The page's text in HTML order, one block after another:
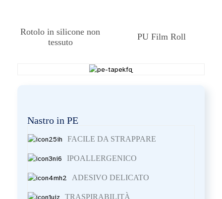
Rotolo in silicone non
tessuto
PU Film Roll
Nastro in PE
FACILE DA STRAPPARE
IPOALLERGENICO
ADESIVO DELICATO
TRASPIRABILITÀ